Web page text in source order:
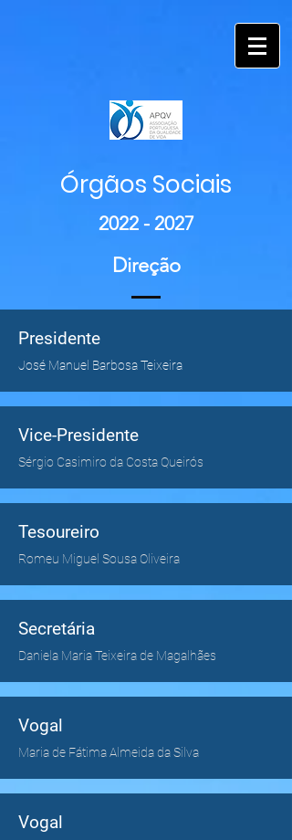
Órgãos Sociais
2022 - 2027
Direção
Presidente
José Manuel Barbosa Teixeira
Vice-Presidente
Sérgio Casimiro da Costa Queirós
Tesoureiro
Romeu Miguel Sousa Oliveira
Secretária
Daniela Maria Teixeira de Magalhães
Vogal
Maria de Fátima Almeida da Silva
Vogal